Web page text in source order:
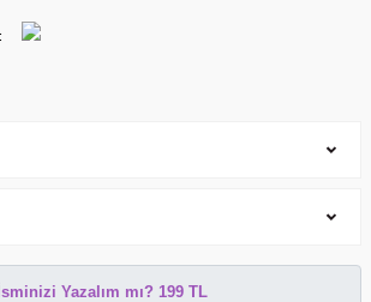
İsminizi Yazalım mı? 199 TL